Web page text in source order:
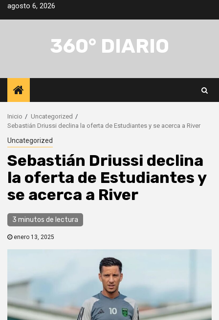
Saltar
agosto 6, 2026
360° DIARIO
Inicio
Uncategorized
Sebastián Driussi declina la oferta de Estudiantes y se acerca a River
Uncategorized
Sebastián Driussi declina
la oferta de Estudiantes y
se acerca a River
3 minutos de lectura
enero 13, 2025